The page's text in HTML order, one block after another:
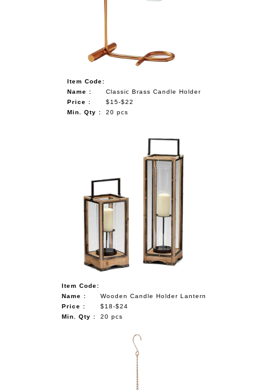
Item Code:
Name :
Classic Brass Candle Holder
Price :
$15-$22
Min. Qty :
20 pcs
Item Code:
Name :
Wooden Candle Holder Lantern
Price :
$18-$24
Min. Qty :
20 pcs